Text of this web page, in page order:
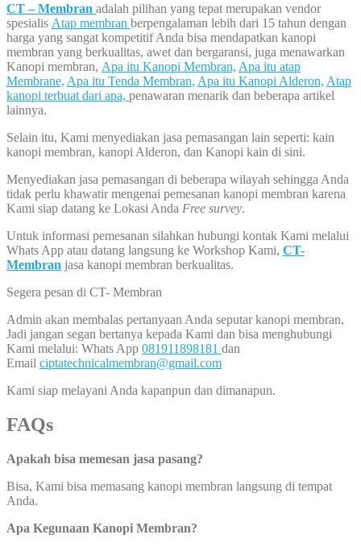
CT – Membran adalah pilihan yang tepat merupakan vendor
spesialis Atap membran berpengalaman lebih dari 15 tahun dengan
harga yang sangat kompetitif Anda bisa mendapatkan kanopi
membran yang berkualitas, awet dan bergaransi, juga menawarkan
Kanopi membran, Apa itu Kanopi Membran, Apa itu atap
Membrane, Apa itu Tenda Membran, Apa itu Kanopi Alderon, Atap
kanopi terbuat dari apa, penawaran menarik dan beberapa artikel
lainnya.
Selain itu, Kami menyediakan jasa pemasangan lain seperti: kain
kanopi membran, kanopi Alderon, dan Kanopi kain di sini.
Menyediakan jasa pemasangan di beberapa wilayah sehingga Anda
tidak perlu khawatir mengenai pemesanan kanopi membran karena
Kami siap datang ke Lokasi Anda Free survey.
Untuk informasi pemesanan silahkan hubungi kontak Kami melalui
Whats App atau datang langsung ke Workshop Kami, CT-
Membran jasa kanopi membran berkualitas.
Segera pesan di CT- Membran
Admin akan membalas pertanyaan Anda seputar kanopi membran,
Jadi jangan segan bertanya kepada Kami dan bisa menghubungi
Kami melalui: Whats App 081911898181 dan
Email ciptatechnicalmembran@gmail.com
Kami siap melayani Anda kapanpun dan dimanapun.
FAQs
Apakah bisa memesan jasa pasang?
Bisa, Kami bisa memasang kanopi membran langsung di tempat
Anda.
Apa Kegunaan Kanopi Membran?